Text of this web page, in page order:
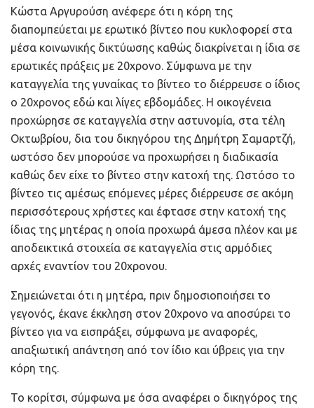
Κώστα Αργυρούση ανέφερε ότι η κόρη της
διαπομπεύεται με ερωτικό βίντεο που κυκλοφορεί στα
μέσα κοινωνικής δικτύωσης καθώς διακρίνεται η ίδια σε
ερωτικές πράξεις με 20χρονο. Σύμφωνα με την
καταγγελία της γυναίκας το βίντεο το διέρρευσε ο ίδιος
ο 20χρονος εδώ και λίγες εβδομάδες. Η οικογένεια
προχώρησε σε καταγγελία στην αστυνομία, στα τέλη
Οκτωβρίου, δια του δικηγόρου της Δημήτρη Σαμαρτζή,
ωστόσο δεν μπορούσε να προχωρήσει η διαδικασία
καθώς δεν είχε το βίντεο στην κατοχή της. Ωστόσο το
βίντεο τις αμέσως επόμενες μέρες διέρρευσε σε ακόμη
περισσότερους χρήστες και έφτασε στην κατοχή της
ίδιας της μητέρας η οποία προχωρά άμεσα πλέον και με
αποδεικτικά στοιχεία σε καταγγελία στις αρμόδιες
αρχές εναντίον του 20χρονου.
Σημειώνεται ότι η μητέρα, πριν δημοσιοποιήσει το
γεγονός, έκανε έκκληση στον 20χρονο να αποσύρει το
βίντεο για να εισπράξει, σύμφωνα με αναφορές,
απαξιωτική απάντηση από τον ίδιο και ύβρεις για την
κόρη της.
Το κορίτσι, σύμφωνα με όσα αναφέρει ο δικηγόρος της